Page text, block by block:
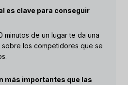
es clave para conseguir
minutos de un lugar te da una
sobre los competidores que se
más importantes que las